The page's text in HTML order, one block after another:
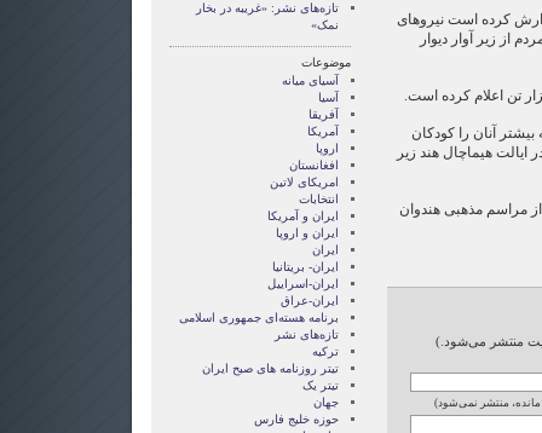
کرده است نیروهای
از زیر آوار دیوار
بیش از ۱۴۰ نفر که بیشتر آنان را کودکان
ایالت هیماچال هند زیر
تن در یکی از مراسم مذهبی هندوان
منتشر می‌شود.)
مانده، منتشر نمی‌شود)
تازه‌های نشر: «غریبه در بخار
نمک»
موضوعات
آسيای ميانه
آسیا
آفریقا
آمریکا
اروپا
افغانستان
امریکای لاتین
انتخابات
ايران و آمريکا
ايران و اروپا
ایران
ایران- بریتانیا
ایران-اسراییل
ایران-عراق
برنامه هسته‌ای جمهوری اسلامی
تازه‌های نشر
ترکیه
تیتر روزنامه های صبح ایران
تیتر یک
جهان
حوزه خلیج فارس